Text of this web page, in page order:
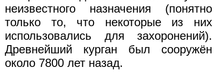
неизвестного назначения (понятно
только то, что некоторые из них
использовались для захоронений).
Древнейший курган был сооружён
около 7800 лет назад.